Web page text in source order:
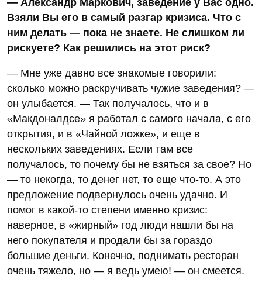
Взяли Вы его в самый разгар кризиса. Что с
ним делать — пока не знаете. Не слишком ли
рискуете? Как решились на этот риск?
— Мне уже давно все знакомые говорили:
сколько можно раскручивать чужие заведения? —
он улыбается. — Так получалось, что и в
«Макдоналдсе» я работал с самого начала, с его
открытия, и в «Чайной ложке», и еще в
нескольких заведениях. Если там все
получалось, то почему бы не взяться за свое? Но
— то некогда, то денег нет, то еще что-то. А это
предложение подвернулось очень удачно. И
помог в какой-то степени именно кризис:
наверное, в «жирный» год люди нашли бы на
него покупателя и продали бы за гораздо
большие деньги. Конечно, поднимать ресторан
очень тяжело, но — я ведь умею! — он смеется.